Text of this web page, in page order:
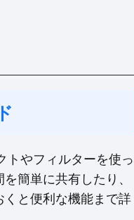
トやフィルターを使っ
簡単に共有したり、
と便利な機能まで詳